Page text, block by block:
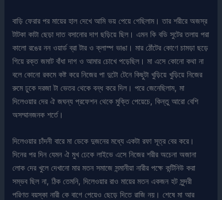
বাড়ি ফেরার পর মায়ের হাল দেখে আমি ভয় পেয়ে গেছিলাম। তার শরীরে অজস্র
টাটকা কাটা ছেড়া দাত বসানোর দাগ ছড়িয়ে ছিল। এমন কি বডি সুটের তলায় পরা
কালো রঙের নন ওয়ার্ড ব্রা টার ও ক্লাস্প ভাঙা। মার ঠোঁটের কোণে চামড়া ছড়ে
গিয়ে রক্ত জমাট বাঁধা দাগ ও আমার চোখে পড়েছিল। মা এসে কোনো কথা না
বলে কোনো রকমে কষ্ট করে নিজের পা দুটো টেনে কিছুটা খুড়িয়ে খুড়িয়ে নিজের
রুমে ঢুকে দরজা টা ভেতর থেকে বন্ধ করে দিল। পরে জেনেছিলাম, মা
দিলেওয়ার দের ঐ জঘন্য প্রফেশন থেকে মুক্তি পেয়েচে, কিন্তু আরো বেশি
অসম্মানজনক শর্তে।
দিলেওয়ার চাঁদনী বারে মা ডেকে দুজনের মধ্যে একটা রফা সূত্র বের করে।
দিনের পর দিন যেমন ঐ মুখ ঢেকে লাইভে এসে নিজের শরীর অচেনা অজানা
লোক দের খুলে দেখানো মার মতন সমাজে সন্মানীয়া নারীর পক্ষে কন্টিনিউ করা
সম্ভব ছিল না, ঠিক তেমনি, দিলেওয়ার রাও মায়ের মতন একজন হট সুন্দরী
পরিণত বয়স্কা নারী কে বাগে পেয়েও ছেড়ে দিতে রাজি নয়। শেষে মা আর